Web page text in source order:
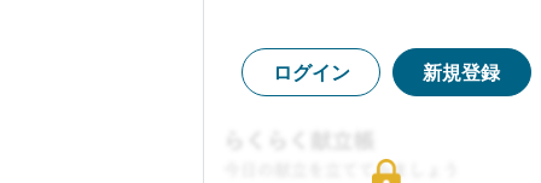
ログイン 新規登録